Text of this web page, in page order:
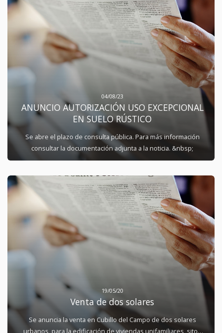
04/08/23
ANUNCIO AUTORIZACIÓN USO EXCEPCIONAL
EN SUELO RÚSTICO
Se abre el plazo de consulta pública. Para más información
consultar la documentación adjunta a la noticia. &nbsp;
19/05/20
Venta de dos solares
Se anuncia la venta en Cubillo del Campo de dos solares
urbanos, para la edificación de viviendas unifamiliares, sitos